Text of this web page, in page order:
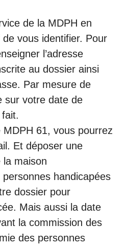
de la MDPH en
de vous identifier. Pour
l’adresse
au dossier ainsi
Par mesure de
sur votre date de
61, vous pourrez
Et déposer une
la maison
handicapées
dossier pour
Mais aussi la date
la commission des
des personnes